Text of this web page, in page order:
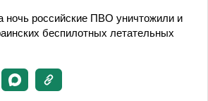
ночь российские ПВО уничтожили и
беспилотных летательных